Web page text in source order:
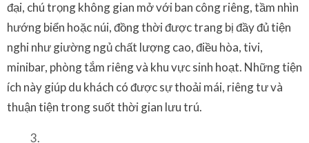
đại, chú trọng không gian mở với ban công riêng, tầm nhìn
hướng biển hoặc núi, đồng thời được trang bị đầy đủ tiện
nghi như giường ngủ chất lượng cao, điều hòa, tivi,
minibar, phòng tắm riêng và khu vực sinh hoạt. Những tiện
ích này giúp du khách có được sự thoải mái, riêng tư và
thuận tiện trong suốt thời gian lưu trú.